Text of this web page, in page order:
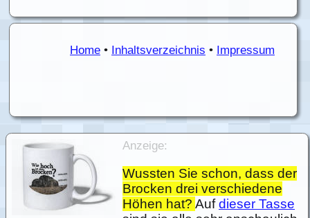
Home • Inhaltsverzeichnis • Impressum